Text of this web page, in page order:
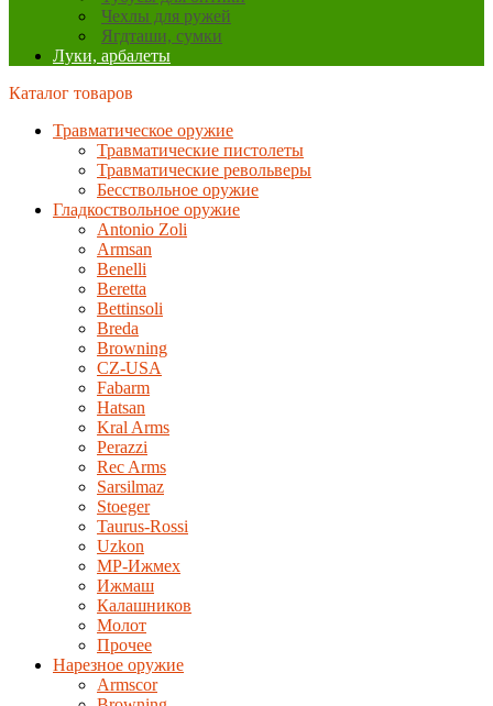
Чехлы для ружей
Ягдташи, сумки
Луки, арбалеты
Каталог товаров
Травматическое оружие
Травматические пистолеты
Травматические револьверы
Бесствольное оружие
Гладкоствольное оружие
Antonio Zoli
Armsan
Benelli
Beretta
Bettinsoli
Breda
Browning
CZ-USA
Fabarm
Hatsan
Kral Arms
Perazzi
Rec Arms
Sarsilmaz
Stoeger
Taurus-Rossi
Uzkon
MP-Ижмех
Ижмаш
Калашников
Молот
Прочее
Нарезное оружие
Armscor